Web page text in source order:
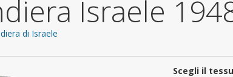
Israele
di Israele
Scegli il